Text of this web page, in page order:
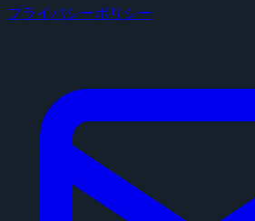
プライバシーポリシー